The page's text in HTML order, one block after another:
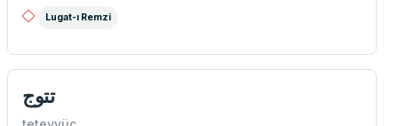
Lugat-ı Remzi
تتوج